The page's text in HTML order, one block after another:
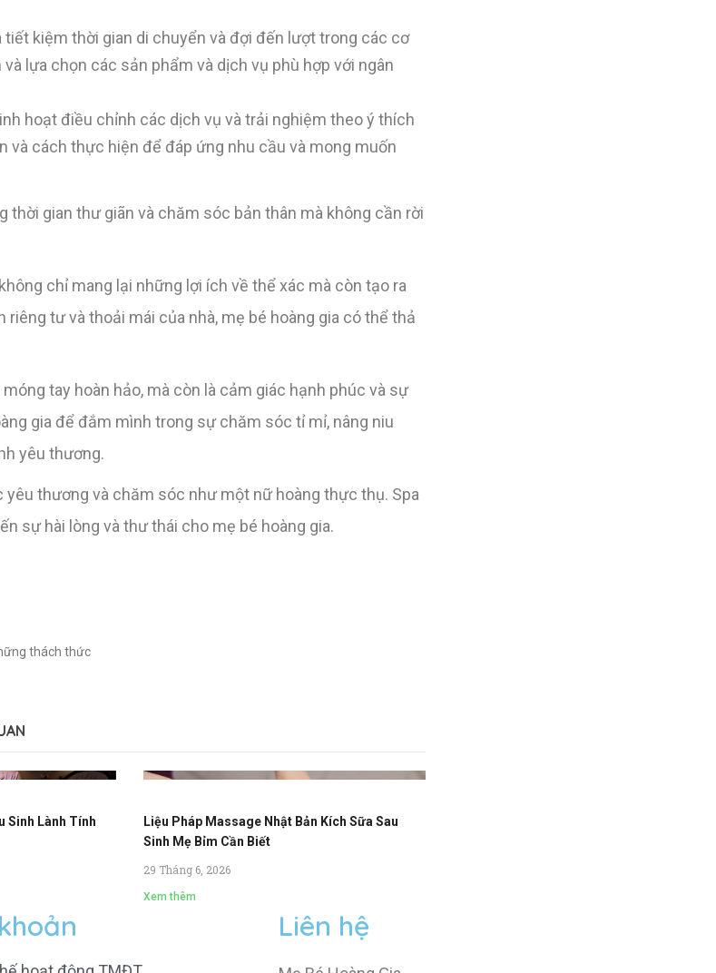
kiệm thời gian di chuyển và đợi đến lượt trong các cơ
lựa chọn các sản phẩm và dịch vụ phù hợp với ngân
hoạt điều chỉnh các dịch vụ và trải nghiệm theo ý thích
và cách thực hiện để đáp ứng nhu cầu và mong muốn
gian thư giãn và chăm sóc bản thân mà không cần rời
chỉ mang lại những lợi ích về thể xác mà còn tạo ra
tư và thoải mái của nhà, mẹ bé hoàng gia có thể thả
tay hoàn hảo, mà còn là cảm giác hạnh phúc và sự
gia để đắm mình trong sự chăm sóc tỉ mỉ, nâng niu
yêu thương.
thương và chăm sóc như một nữ hoàng thực thụ. Spa
sự hài lòng và thư thái cho mẹ bé hoàng gia.
thách thức
Sinh Lành Tính
Liệu Pháp Massage Nhật Bản Kích Sữa Sau
Sinh Mẹ Bỉm Cần Biết
29 Tháng 6, 2026
Xem thêm
Liên hệ